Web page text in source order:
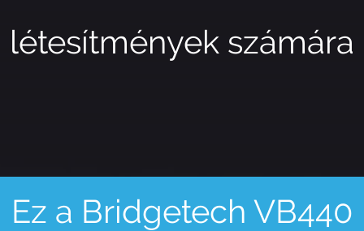
létesítmények számára
Ez a Bridgetech VB440